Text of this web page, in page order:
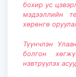
бохир ус
мэдээллийн
хөрөнгө
Түүнчлэн
болгон
нэвтрүүлэх